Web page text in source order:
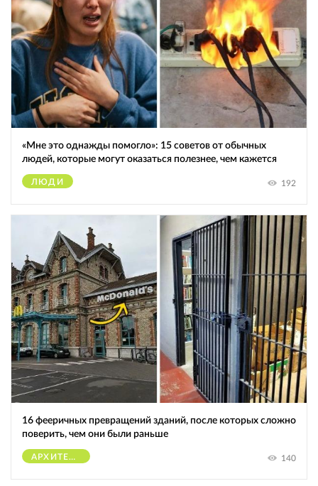
«Мне это однажды помогло»: 15 советов от обычных
людей, которые могут оказаться полезнее, чем кажется
ЛЮДИ 192
16 фееричных превращений зданий, после которых сложно
поверить, чем они были раньше
АРХИТЕКТУРА 140